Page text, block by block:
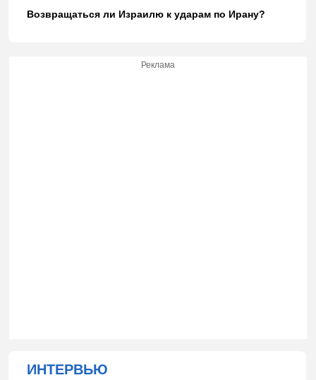
Возвращаться ли Израилю к ударам по Ирану?
Реклама
ИНТЕРВЬЮ